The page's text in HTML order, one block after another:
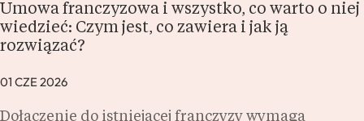
Umowa franczyzowa i wszystko, co warto o niej
wiedzieć: Czym jest, co zawiera i jak ją
rozwiązać?
01 CZE 2026
Dołączenie do istniejącej franczyzy wymaga